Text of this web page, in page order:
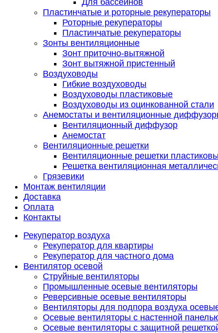
Для бассейнов
Пластинчатые и роторные рекуператоры
Роторные рекуператоры
Пластинчатые рекуператоры
Зонты вентиляционные
Зонт приточно-вытяжной
Зонт вытяжной пристенный
Воздуховоды
Гибкие воздуховоды
Воздуховоды пластиковые
Воздуховоды из оцинкованной стали
Анемостаты и вентиляционные
Вентиляционный диффузор
Анемостат
Вентиляционные решетки
Вентиляционные решетки
Решетка вентиляционная
Грязевики
Монтаж вентиляции
Доставка
Оплата
Контакты
Рекуператор воздуха
Рекуператор для квартиры
Рекуператор для частного дома
Вентилятор осевой
Струйные вентиляторы
Промышленные осевые вентиляторы
Реверсивные осевые вентиляторы
Вентиляторы для подпора воздуха
Осевые вентиляторы с настенной
Осевые вентиляторы с защитной